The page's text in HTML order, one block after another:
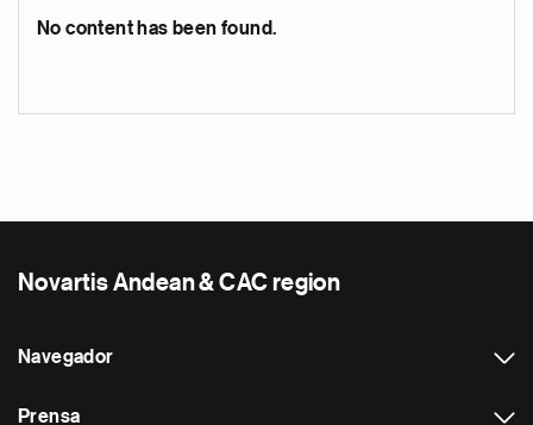
No content has been found.
Novartis Andean & CAC region
Navegador
Prensa